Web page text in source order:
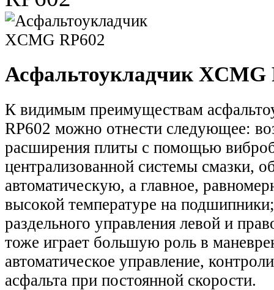
Асфальтоукладчик XCMG
К видимым преимуществам
RP602 можно отнести следующее:
расширения плиты с помощью
централизованной системы смазки,
автоматическую, а главное,
высокой температуре на
раздельного управления левой и
тоже играет большую роль в
автоматическое управление,
асфальта при постоянной скорости.